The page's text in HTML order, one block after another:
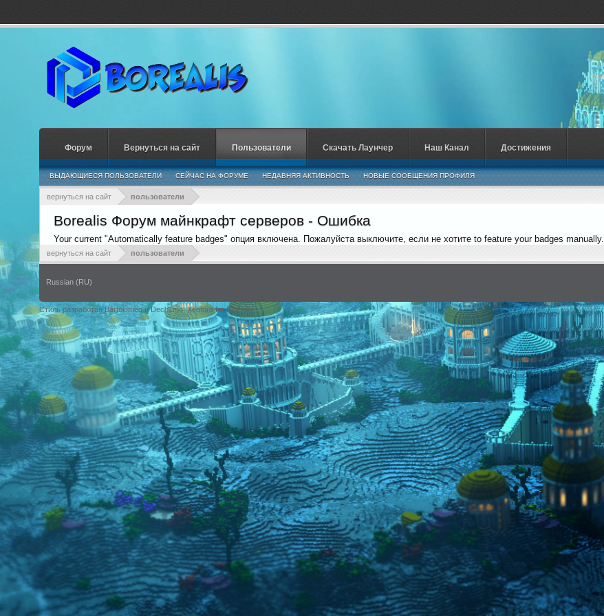
вернуться на сайт пользователи
Borealis Форум майнкрафт серверов - Ошибка
Your current "Automatically feature badges" опция включена. Пожалуйста выключите, если не хотите to feature your badges manually.
вернуться на сайт пользователи
Форум Вернуться на сайт Пользователи
ВЫДАЮЩИЕСЯ ПОЛЬЗОВАТЕЛИ СЕЙЧАС НА ФОРУМЕ НЕДАВНЯЯ АКТИВНОСТЬ НОВЫЕ СООБЩЕНИЯ ПРОФИЛЯ
Скачать Лаунчер Наш Канал Достижения
Russian (RU)
Стиль разработан Bartolomeo и Dech1moXenforo for Borealis